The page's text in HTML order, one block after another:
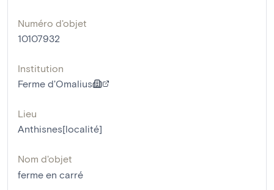
Numéro d'objet
10107932
Institution
Ferme d'Omalius
Lieu
Anthisnes[localité]
Nom d'objet
ferme en carré